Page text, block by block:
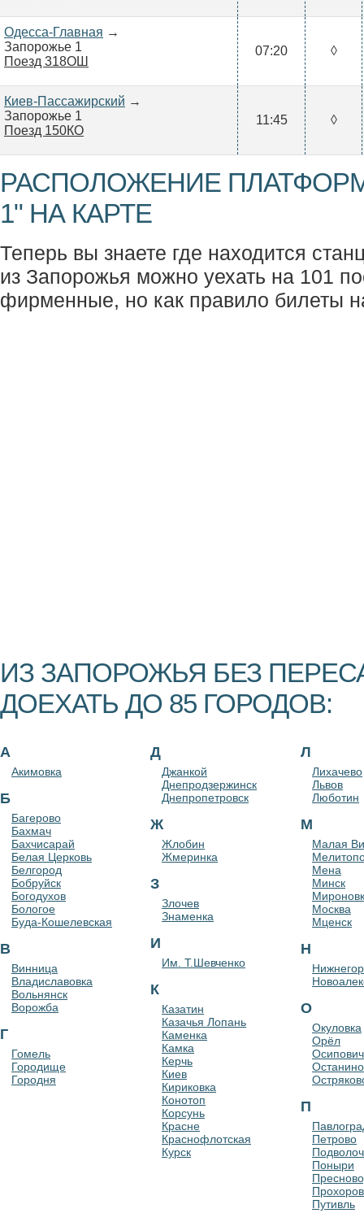
Одесса-Главная →
Запорожье 1
Поезд 318ОШ
07:20 ◊
Киев-Пассажирский →
Запорожье 1
Поезд 150КО
11:45 ◊
РАСПОЛОЖЕНИЕ
1" НА КАРТЕ
Теперь вы знаете где находится
из Запорожья можно уехать на 101
фирменные, но как правило билеты
ИЗ ЗАПОРОЖЬЯ БЕЗ
ДОЕХАТЬ ДО 85 ГОРОДОВ:
А
Акимовка
Б
Багерово
Бахмач
Бахчисарай
Белая Церковь
Белгород
Бобруйск
Богодухов
Бологое
Буда-Кошелевская
В
Винница
Владиславовка
Вольнянск
Ворожба
Г
Гомель
Городище
Городня
Д
Джанкой
Днепродзержинск
Днепропетровск
Ж
Жлобин
Жмеринка
З
Злочев
Знаменка
И
Им. Т.Шевченко
К
Казатин
Казачья Лопань
Каменка
Камка
Керчь
Киев
Кириковка
Конотоп
Корсунь
Красне
Краснофлотская
Курск
Л
Лихачево
Львов
Люботин
М
Малая
Мена
Минск
Москва
Мценск
Н
О
Окуловка
Орёл
Останино
П
Петрово
Поныри
Путивль